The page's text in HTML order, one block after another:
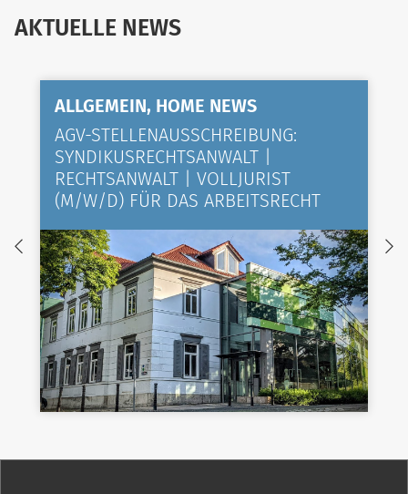
AKTUELLE NEWS
ALLGEMEIN, HOME NEWS
AGV-STELLENAUSSCHREIBUNG:
SYNDIKUSRECHTSANWALT |
RECHTSANWALT | VOLLJURIST
(M/W/D) FÜR DAS ARBEITSRECHT